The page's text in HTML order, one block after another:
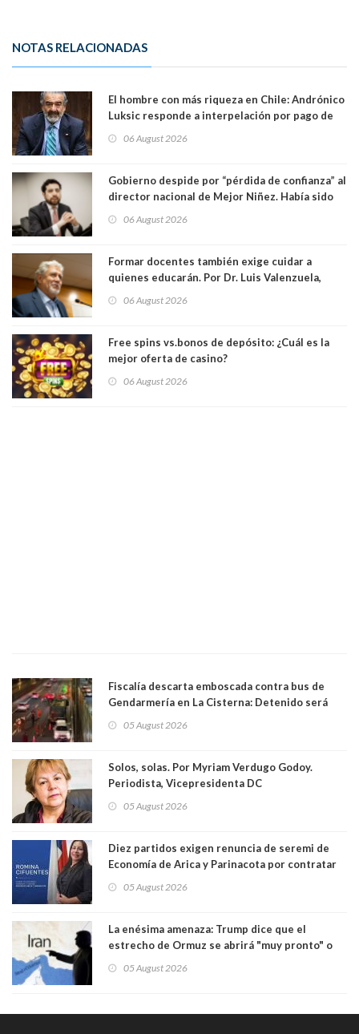
NOTAS RELACIONADAS
El hombre con más riqueza en Chile: Andrónico
Luksic responde a interpelación por pago de
día que me muera”
06 August 2026
Gobierno despide por “pérdida de confianza” al
director nacional de Mejor Niñez. Había sido
06 August 2026
Formar docentes también exige cuidar a
quienes educarán. Por Dr. Luis Valenzuela,
Académicos U. Católica Silva Henríquez
06 August 2026
Free spins vs.bonos de depósito: ¿Cuál es la
mejor oferta de casino?
06 August 2026
Fiscalía descarta emboscada contra bus de
Gendarmería en La Cisterna: Detenido será
05 August 2026
Solos, solas. Por Myriam Verdugo Godoy.
Periodista, Vicepresidenta DC
05 August 2026
Diez partidos exigen renuncia de seremi de
Economía de Arica y Parinacota por contratar
una militante de RN, detenida con 47 kilos de
05 August 2026
La enésima amenaza: Trump dice que el
estrecho de Ormuz se abrirá "muy pronto" o
05 August 2026